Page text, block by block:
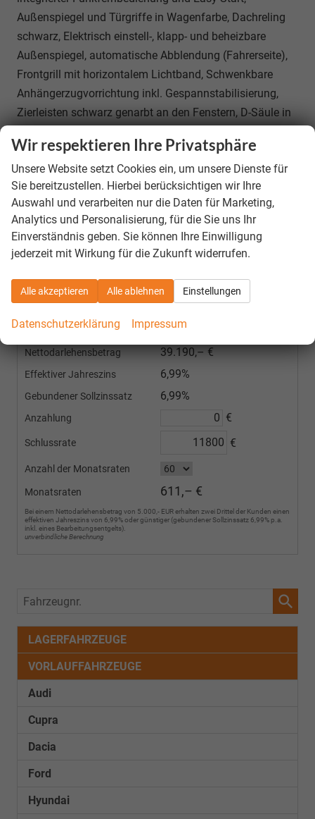
Außenspiegel und Türgriffe in Wagenfarbe, Dachreling
schwarz, Elektrisch einstell-, klapp- und beheizbare
Außenspiegel, automatische Abblendung (Fahrerseite),
Frontgrill mit horizontalem Lichtband, Schwenkbare
Anhängerzugvorrichtung inkl. Gespannstabilisierung,
Zierleisten schwarz genarbt an den Fenstern, D-Säule in
Gesamtpreis 39.190,– €
incl. 19% MwSt., den Kosten für Überführung und Zulassungspapieren
Bestellunterlagen anfordern
Kostenloser Rückruf-Service
Finanzieren Sie Ihr Fahrzeug mit z.B. 6,99% effektivem Jahreszins auch ohne
Nettodarlehensbetrag 39.190,– €
Effektiver Jahreszins 6,99%
Gebundener Sollzinssatz 6,99%
Anzahlung €
Schlussrate €
Anzahl der Monatsraten
Monatsraten 611,– €
Bei einem Nettodarlehensbetrag von 5.000,- EUR erhalten zwei Drittel der Kunden einen
effektiven Jahreszins von 6,99% oder günstiger (gebundener Sollzinssatz 6,99% p.a.
inkl. eines Bearbeitungsentgelts).
unverbindliche Berechnung
Fahrzeugnr.
LAGERFAHRZEUGE
VORLAUFFAHRZEUGE
Audi
Cupra
Dacia
Ford
Hyundai
Wir respektieren Ihre Privatsphäre
Unsere Website setzt Cookies ein, um unsere Dienste für
Sie bereitzustellen. Hierbei berücksichtigen wir Ihre
Auswahl und verarbeiten nur die Daten für Marketing,
Analytics und Personalisierung, für die Sie uns Ihr
Einverständnis geben. Sie können Ihre Einwilligung
jederzeit mit Wirkung für die Zukunft widerrufen.
Alle akzeptieren Alle ablehnen Einstellungen
Datenschutzerklärung Impressum